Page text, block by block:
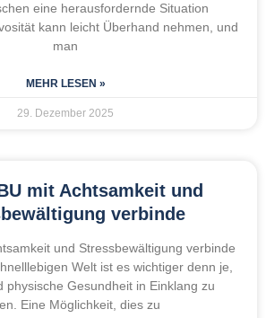
eine herausfordernde Situation
kann leicht Überhand nehmen, und
man
MEHR LESEN »
29. Dezember 2025
mit Achtsamkeit und
verbinde
und Stressbewältigung verbinde
Welt ist es wichtiger denn je,
physische Gesundheit in Einklang zu
Eine Möglichkeit, dies zu